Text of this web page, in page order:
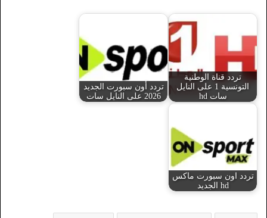
تردد قناة الوطنية
التونسية 1 على النايل
سات hd
تردد أون سبورت الجديد
2026 على النايل سات
تردد اون سبورت ماكس
hd الجديد